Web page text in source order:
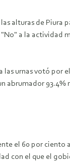
alturas de Piura
a la actividad
urnas votó por
abrumador 93.4%
el 60 por ciento
con el que el